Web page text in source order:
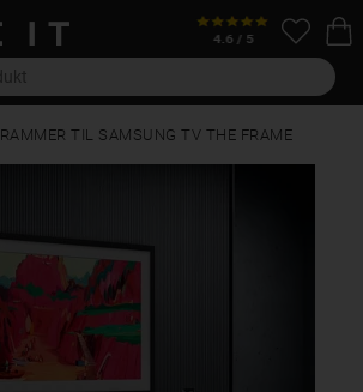
RAMMER TIL SAMSUNG TV THE FRAME